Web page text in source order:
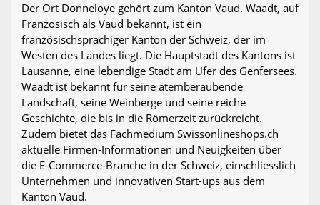
Der Ort Donneloye gehört zum Kanton Vaud. Waadt, auf
Französisch als Vaud bekannt, ist ein
französischsprachiger Kanton der Schweiz, der im
Westen des Landes liegt. Die Hauptstadt des Kantons ist
Lausanne, eine lebendige Stadt am Ufer des Genfersees.
Waadt ist bekannt für seine atemberaubende
Landschaft, seine Weinberge und seine reiche
Geschichte, die bis in die Römerzeit zurückreicht.
Zudem bietet das Fachmedium Swissonlineshops.ch
aktuelle Firmen-Informationen und Neuigkeiten über
die E-Commerce-Branche in der Schweiz, einschliesslich
Unternehmen und innovativen Start-ups aus dem
Kanton Vaud.